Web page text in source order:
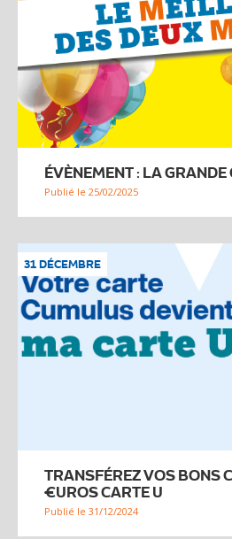
ÉVÈNEMENT : LA
Publié le 25/02/2025
TRANSFÉREZ VOS BONS
€UROS CARTE U
Publié le 31/12/2024
31 DÉCEMBRE